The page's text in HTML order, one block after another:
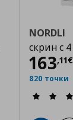
с любими
NORDLI
скрин с
163,11€
Цена
820 точки